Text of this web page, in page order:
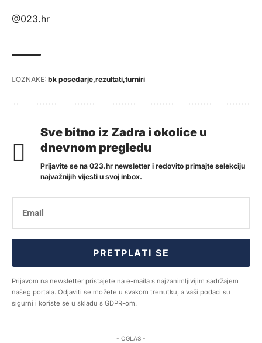
@023.hr
OZNAKE: bk posedarje rezultati turniri
Sve bitno iz Zadra i okolice u
dnevnom pregledu
Prijavite se na 023.hr newsletter i redovito primajte selekciju
najvažnijih vijesti u svoj inbox.
PRETPLATI SE
Prijavom na newsletter pristajete na e-maila s najzanimljivijim sadržajem
našeg portala. Odjaviti se možete u svakom trenutku, a vaši podaci su
sigurni i koriste se u skladu s GDPR-om.
- OGLAS -